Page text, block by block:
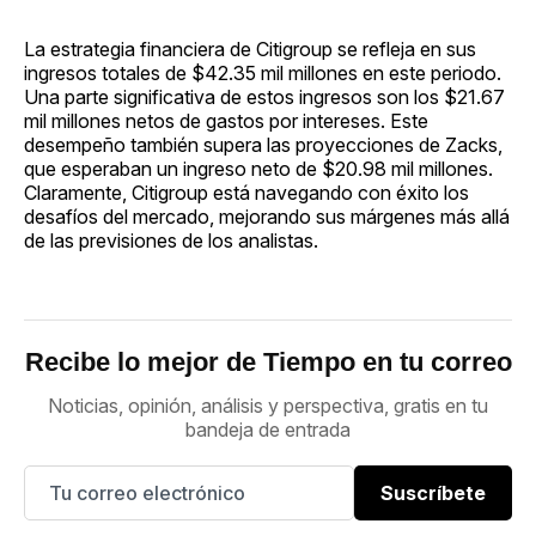
La estrategia financiera de Citigroup se refleja en sus
ingresos totales de $42.35 mil millones en este periodo.
Una parte significativa de estos ingresos son los $21.67
mil millones netos de gastos por intereses. Este
desempeño también supera las proyecciones de Zacks,
que esperaban un ingreso neto de $20.98 mil millones.
Claramente, Citigroup está navegando con éxito los
desafíos del mercado, mejorando sus márgenes más allá
de las previsiones de los analistas.
Recibe lo mejor de Tiempo en tu correo
Noticias, opinión, análisis y perspectiva, gratis en tu
bandeja de entrada
Suscríbete